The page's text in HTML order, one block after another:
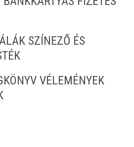
SZÍNEZŐ ÉS
VÉLEMÉNYEK